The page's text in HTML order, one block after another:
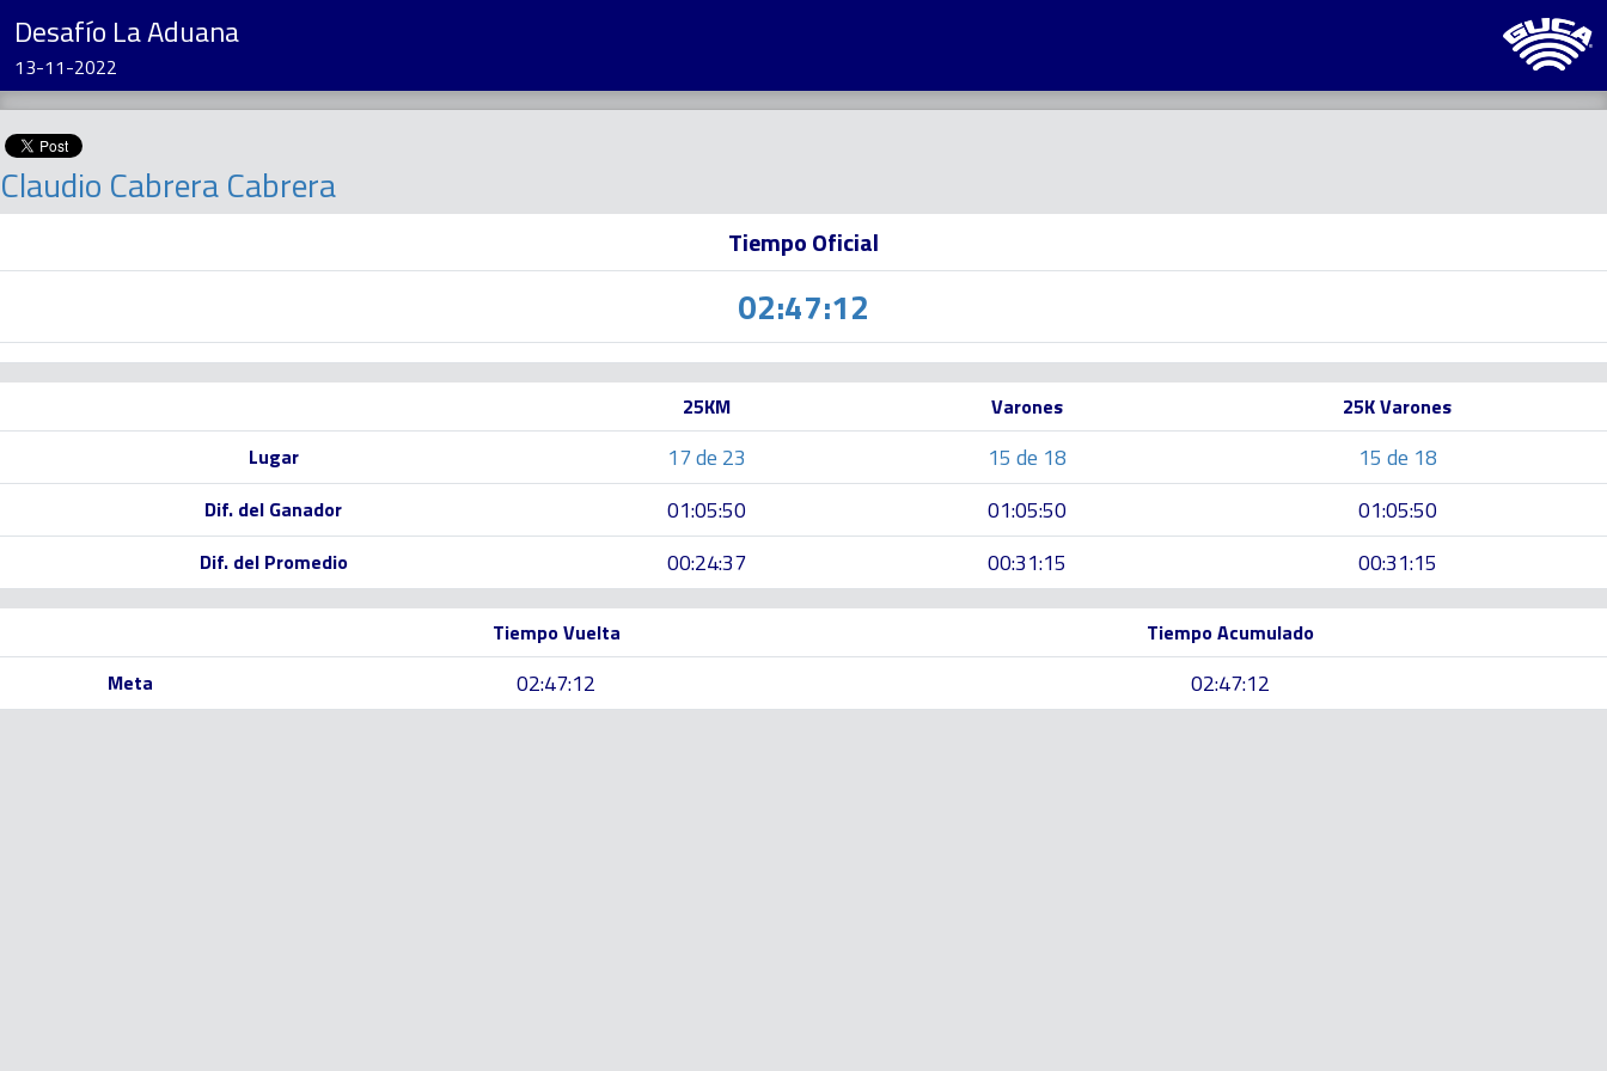
Desafío La Aduana
13-11-2022
Claudio Cabrera Cabrera
Tiempo Oficial
02:47:12
25KM Varones
25K Varones
Lugar
17 de 23 15 de 18 15 de 18
Dif. del Ganador 01:05:50 01:05:50 01:05:50
Dif. del Promedio 00:24:37 00:31:15 00:31:15
Tiempo Vuelta
Tiempo Acumulado
Meta
02:47:12 02:47:12